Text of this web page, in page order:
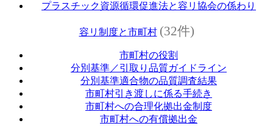
プラスチック資源循環促進法と容リ協会の係わり
容リ制度と市町村 (32件)
市町村の役割
分別基準／引取り品質ガイドライン
分別基準適合物の品質調査結果
市町村引き渡しに係る手続き
市町村への合理化拠出金制度
市町村への有償拠出金